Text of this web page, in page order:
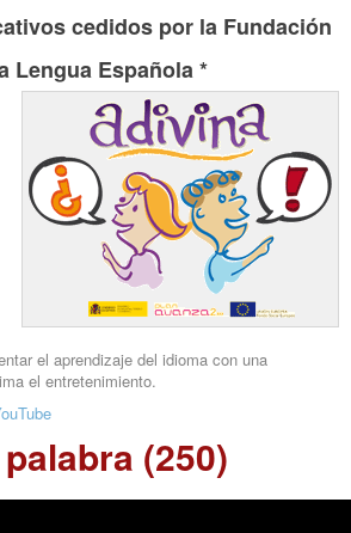
cedidos por la Fundación
Lengua Española *
el aprendizaje del idioma con una
el entretenimiento.
(250)